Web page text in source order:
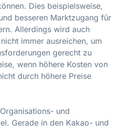
Dies beispielsweise,
besseren Marktzugang für
Allerdings wird auch
immer ausreichen, um
gerecht zu
wenn höhere Kosten von
durch höhere Preise
und
Gerade in den Kakao- und